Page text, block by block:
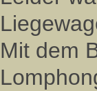
Mit dem